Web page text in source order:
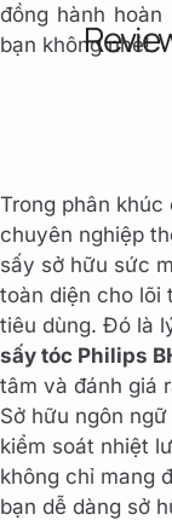
đồng hành
bạn không nhé!
Trong phân
chuyên nghiệp
sấy sở hữu sức
toàn diện cho lõi
tiêu dùng. Đó là
sấy tóc Philips
tâm và đánh giá
Sở hữu ngôn
kiểm soát nhiệt
không chỉ mang
bạn dễ dàng sở